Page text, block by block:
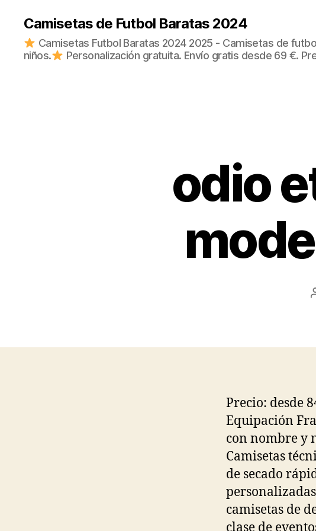
Camisetas de Futbol Baratas 2024
Camisetas Futbol Baratas 2024 2025 - Camisetas de
niños.
Personalización gratuita. Envío gratis desde 69 €.
odio
Precio: desde
Equipación
con nombre y
Camisetas
de secado
camisetas de
clase de